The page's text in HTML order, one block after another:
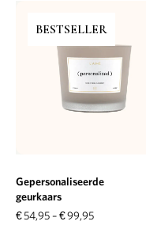
BESTSELLER
Gepersonaliseerde
geurkaars
€54,95–€99,95